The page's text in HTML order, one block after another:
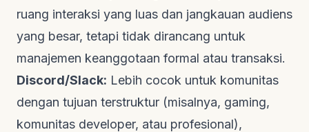
ruang interaksi yang luas dan jangkauan audiens
yang besar, tetapi tidak dirancang untuk
manajemen keanggotaan formal atau transaksi.
Discord/Slack: Lebih cocok untuk komunitas
dengan tujuan terstruktur (misalnya, gaming,
komunitas developer, atau profesional),